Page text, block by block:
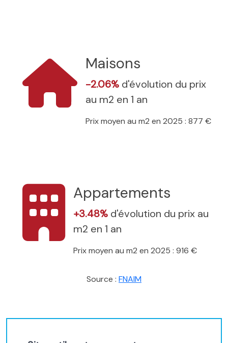
Maisons
-2.06% d'évolution du prix
au m2 en 1 an
Prix moyen au m2 en 2025 : 877 €
Appartements
+3.48% d'évolution du prix au
m2 en 1 an
Prix moyen au m2 en 2025 : 916 €
Source : FNAIM